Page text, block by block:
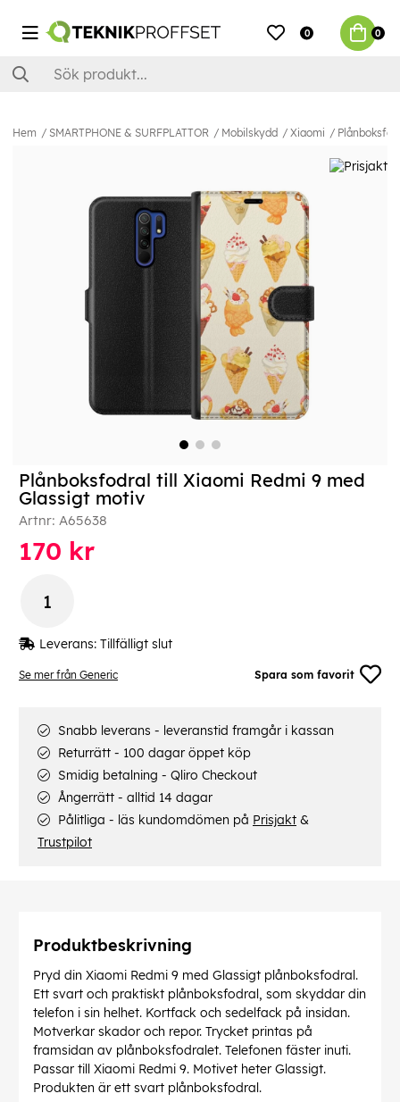
0 0
Hem SMARTPHONE & SURFPLATTOR Mobilskydd Xiaomi
Se mer från Generic Spara som favorit
Plånboksfodral till Xiaomi Redmi 9 med
Glassigt motiv
Artnr: A65638
170 kr
Leverans: Tillfälligt slut
Snabb leverans - leveranstid framgår i kassan
Returrätt - 100 dagar öppet köp
Smidig betalning - Qliro Checkout
Ångerrätt - alltid 14 dagar
Pålitliga - läs kundomdömen på Prisjakt &
Trustpilot
Produktbeskrivning
Pryd din Xiaomi Redmi 9 med Glassigt plånboksfodral.
Ett svart och praktiskt plånboksfodral, som skyddar din
telefon i sin helhet. Kortfack och sedelfack på insidan.
Motverkar skador och repor. Trycket printas på
framsidan av plånboksfodralet. Telefonen fäster inuti.
Passar till Xiaomi Redmi 9. Motivet heter Glassigt.
Produkten är ett svart plånboksfodral.